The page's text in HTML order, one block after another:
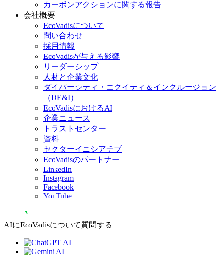
カーボンアクションに関する報告
会社概要
EcoVadisについて
問い合わせ
採用情報
EcoVadisが与える影響
リーダーシップ
人材と企業文化
ダイバーシティ・エクイティ＆インクルージョン
（DE&I）
EcoVadisにおけるAI
企業ニュース
トラストセンター
資料
セクターイニシアチブ
EcoVadisのパートナー
LinkedIn
Instagram
Facebook
YouTube
AIにEcoVadisについて質問する